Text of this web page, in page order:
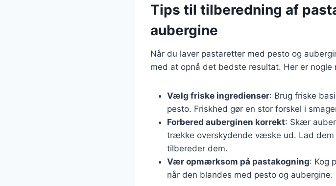
Tips til tilberedning af
aubergine
Når du laver pastaretter med pesto og
med at opnå det bedste resultat. Her er nogle
Vælg friske ingredienser: Brug friske
pesto. Friskhed gør en stor forskel i
Forbered auberginen korrekt: Skær
trække overskydende væske ud. Lad
tilbereder dem.
Vær opmærksom på pastakogning: Kog
når den blandes med pesto og aubergine.